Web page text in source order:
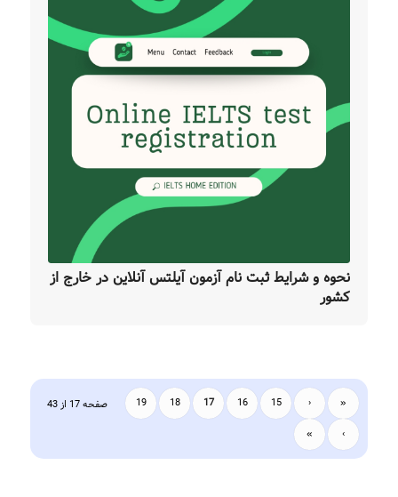
نحوه و شرایط ثبت نام آزمون آیلتس آنلاین در خارج از
کشور
صفحه 17 از 43 «
‹
15
16
17
18
19
›
»